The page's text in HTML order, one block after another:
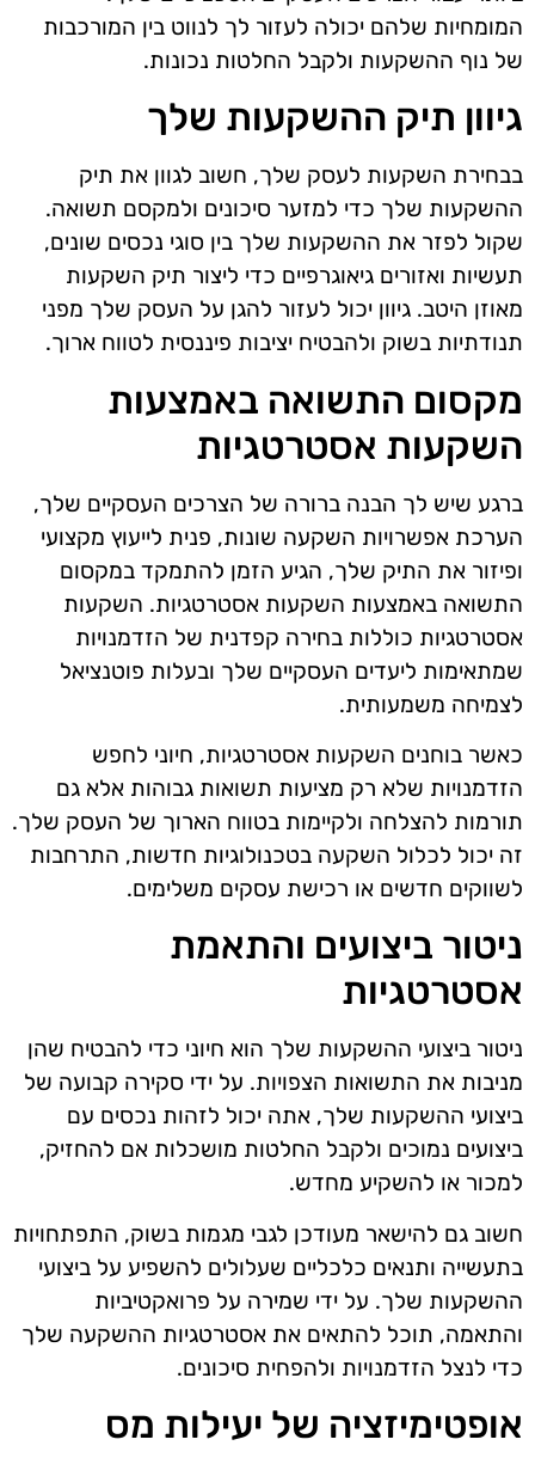
המומחיות שלהם יכולה לעזור לך לנווט בין המורכבות
של נוף ההשקעות ולקבל החלטות נכונות.
גיוון תיק ההשקעות שלך
בבחירת השקעות לעסק שלך, חשוב לגוון את תיק
ההשקעות שלך כדי למזער סיכונים ולמקסם תשואה.
שקול לפזר את ההשקעות שלך בין סוגי נכסים שונים,
תעשיות ואזורים גיאוגרפיים כדי ליצור תיק השקעות
מאוזן היטב. גיוון יכול לעזור להגן על העסק שלך מפני
תנודתיות בשוק ולהבטיח יציבות פיננסית לטווח ארוך.
מקסום התשואה באמצעות
השקעות אסטרטגיות
ברגע שיש לך הבנה ברורה של הצרכים העסקיים שלך,
הערכת אפשרויות השקעה שונות, פנית לייעוץ מקצועי
ופיזור את התיק שלך, הגיע הזמן להתמקד במקסום
התשואה באמצעות השקעות אסטרטגיות. השקעות
אסטרטגיות כוללות בחירה קפדנית של הזדמנויות
שמתאימות ליעדים העסקיים שלך ובעלות פוטנציאל
לצמיחה משמעותית.
כאשר בוחנים השקעות אסטרטגיות, חיוני לחפש
הזדמנויות שלא רק מציעות תשואות גבוהות אלא גם
תורמות להצלחה ולקיימות בטווח הארוך של העסק שלך.
זה יכול לכלול השקעה בטכנולוגיות חדשות, התרחבות
לשווקים חדשים או רכישת עסקים משלימים.
ניטור ביצועים והתאמת
אסטרטגיות
ניטור ביצועי ההשקעות שלך הוא חיוני כדי להבטיח שהן
מניבות את התשואות הצפויות. על ידי סקירה קבועה של
ביצועי ההשקעות שלך, אתה יכול לזהות נכסים עם
ביצועים נמוכים ולקבל החלטות מושכלות אם להחזיק,
למכור או להשקיע מחדש.
חשוב גם להישאר מעודכן לגבי מגמות בשוק, התפתחויות
בתעשייה ותנאים כלכליים שעלולים להשפיע על ביצועי
ההשקעות שלך. על ידי שמירה על פרואקטיביות
והתאמה, תוכל להתאים את אסטרטגיות ההשקעה שלך
כדי לנצל הזדמנויות ולהפחית סיכונים.
אופטימיזציה של יעילות מס